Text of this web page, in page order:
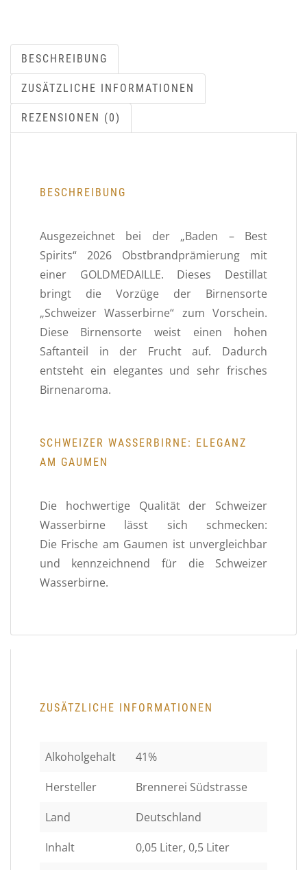
BESCHREIBUNG
ZUSÄTZLICHE INFORMATIONEN
REZENSIONEN (0)
BESCHREIBUNG
Ausgezeichnet bei der „Baden – Best
Spirits“ 2026 Obstbrandprämierung mit
einer GOLDMEDAILLE. Dieses Destillat
bringt die Vorzüge der Birnensorte
„Schweizer Wasserbirne“ zum Vorschein.
Diese Birnensorte weist einen hohen
Saftanteil in der Frucht auf. Dadurch
entsteht ein elegantes und sehr frisches
Birnenaroma.
SCHWEIZER WASSERBIRNE: ELEGANZ
AM GAUMEN
Die hochwertige Qualität der Schweizer
Wasserbirne lässt sich schmecken:
Die Frische am Gaumen ist unvergleichbar
und kennzeichnend für die Schweizer
Wasserbirne.
ZUSÄTZLICHE INFORMATIONEN
Alkoholgehalt
41%
Hersteller
Brennerei Südstrasse
Land
Deutschland
Inhalt
0,05 Liter, 0,5 Liter